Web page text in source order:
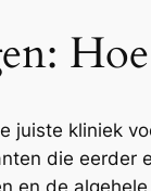
juiste kliniek
die
en de